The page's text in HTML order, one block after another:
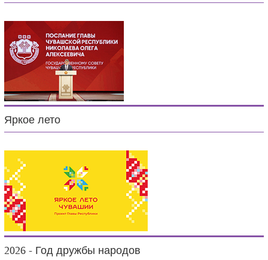
Яркое лето
2026 - Год дружбы народов